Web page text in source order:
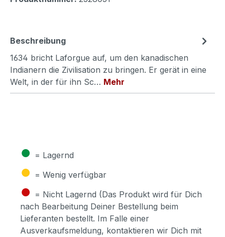
Beschreibung
1634 bricht Laforgue auf, um den kanadischen
Indianern die Zivilisation zu bringen. Er gerät in eine
Welt, in der für ihn Sc… Mehr
● = Lagernd
● = Wenig verfügbar
● = Nicht Lagernd (Das Produkt wird für Dich
nach Bearbeitung Deiner Bestellung beim
Lieferanten bestellt. Im Falle einer
Ausverkaufsmeldung, kontaktieren wir Dich mit